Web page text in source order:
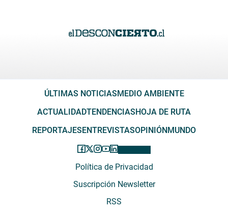
ÚLTIMAS NOTICIAS MEDIO AMBIENTE
ACTUALIDADTENDENCIAS HOJA DE RUTA
REPORTAJES ENTREVISTASOPINIÓN MUNDO
Política de Privacidad
Suscripción Newsletter
RSS